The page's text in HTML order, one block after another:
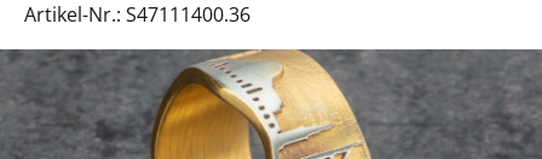
Artikel-Nr.: S47111400.36
Bildergalerie überspringen